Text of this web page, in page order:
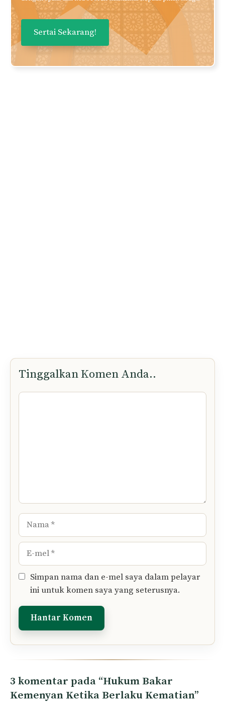
Tinggalkan Komen Anda..
Komen
Nama
E-
mel
Simpan nama dan e-mel saya dalam pelayar
ini untuk komen saya yang seterusnya.
3 komentar pada “Hukum Bakar
Kemenyan Ketika Berlaku Kematian”